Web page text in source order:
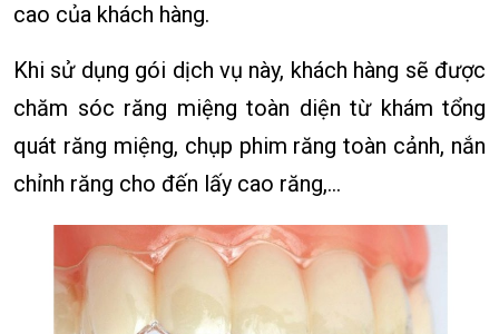
cao của khách hàng.
Khi sử dụng gói dịch vụ này, khách hàng sẽ được
chăm sóc răng miệng toàn diện từ khám tổng
quát răng miệng, chụp phim răng toàn cảnh, nắn
chỉnh răng cho đến lấy cao răng,...